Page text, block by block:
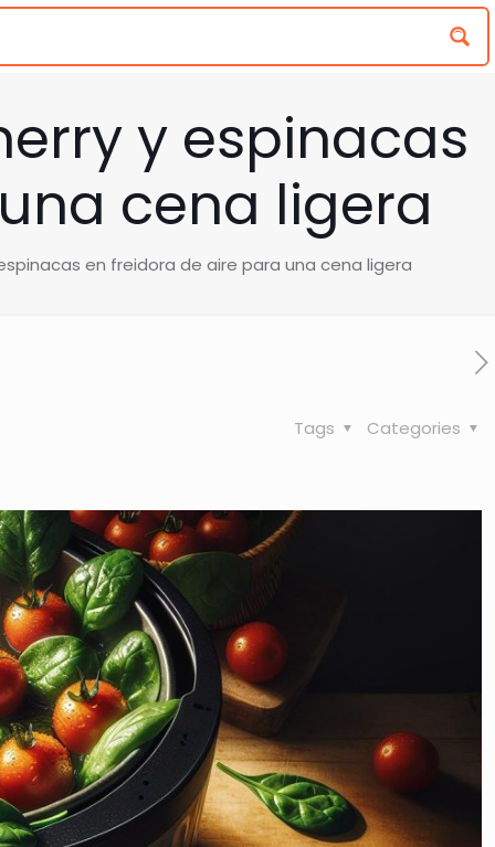
y espinacas
cena ligera
en freidora de aire para una cena ligera
Categories
Tags